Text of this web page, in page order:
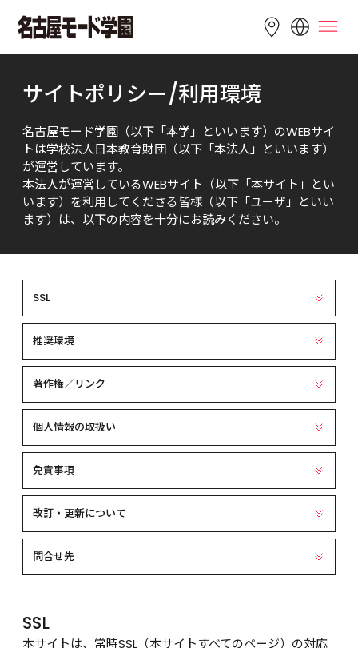
LANGUAGE
English 简体中文
한국어 Tiếng Việt
Bahasa
Indonesia
サイトポリシー/利用環境
名古屋モード学園（以下「本学」といいます）のWEBサイ
トは学校法人日本教育財団（以下「本法人」といいます）
が運営しています。
本法人が運営しているWEBサイト（以下「本サイト」とい
います）を利用してくださる皆様（以下「ユーザ」といい
ます）は、以下の内容を十分にお読みください。
SSL
推奨環境
著作権／リンク
個人情報の取扱い
免責事項
改訂・更新について
問合せ先
SSL
本サイトは、常時SSL（本サイトすべてのページ）の対応